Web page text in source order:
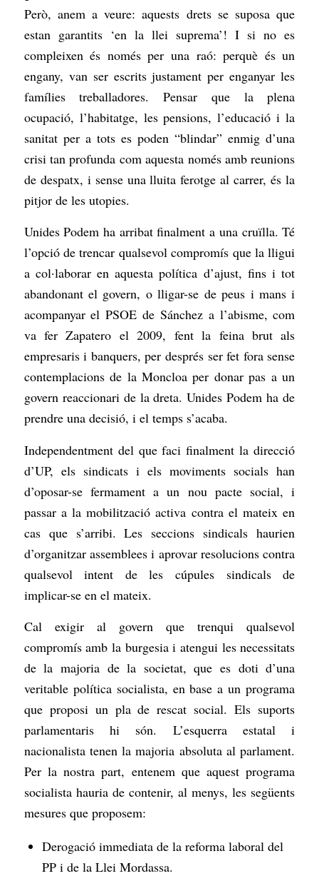
Però, anem a veure: aquests drets se suposa que
estan garantits ‘en la llei suprema’! I si no es
compleixen és només per una raó: perquè és un
engany, van ser escrits justament per enganyar les
famílies treballadores. Pensar que la plena
ocupació, l’habitatge, les pensions, l’educació i la
sanitat per a tots es poden “blindar” enmig d’una
crisi tan profunda com aquesta només amb reunions
de despatx, i sense una lluita ferotge al carrer, és la
pitjor de les utopies.
Unides Podem ha arribat finalment a una cruïlla. Té
l’opció de trencar qualsevol compromís que la lligui
a col·laborar en aquesta política d’ajust, fins i tot
abandonant el govern, o lligar-se de peus i mans i
acompanyar el PSOE de Sánchez a l’abisme, com
va fer Zapatero el 2009, fent la feina brut als
empresaris i banquers, per després ser fet fora sense
contemplacions de la Moncloa per donar pas a un
govern reaccionari de la dreta. Unides Podem ha de
prendre una decisió, i el temps s’acaba.
Independentment del que faci finalment la direcció
d’UP, els sindicats i els moviments socials han
d’oposar-se fermament a un nou pacte social, i
passar a la mobilització activa contra el mateix en
cas que s’arribi. Les seccions sindicals haurien
d’organitzar assemblees i aprovar resolucions contra
qualsevol intent de les cúpules sindicals de
implicar-se en el mateix.
Cal exigir al govern que trenqui qualsevol
compromís amb la burgesia i atengui les necessitats
de la majoria de la societat, que es doti d’una
veritable política socialista, en base a un programa
que proposi un pla de rescat social. Els suports
parlamentaris hi són. L’esquerra estatal i
nacionalista tenen la majoria absoluta al parlament.
Per la nostra part, entenem que aquest programa
socialista hauria de contenir, al menys, les següents
mesures que proposem:
Derogació immediata de la reforma laboral del
PP i de la Llei Mordassa.